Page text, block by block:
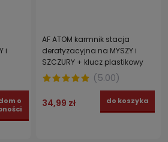
i
o
AF ATOM karmnik stacja
deratyzacyjna na MYSZY i
SZCZURY + klucz plastikowy
(5.00)
34,99 zł do koszyka